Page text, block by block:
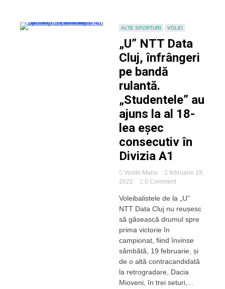
ALTE SPORTURI VOLEI
„U” NTT Data
Cluj, înfrângeri
pe bandă
rulantă.
„Studentele” au
ajuns la al 18-
lea eșec
consecutiv în
Divizia A1
Vasile Manu
februarie 19,
2022
0 Commenton
NTT
Data
Cluj,
bandă
rulantă.
„Studentele”
au
ajuns
Voleibalistele de la „U”
NTT Data Cluj nu reușesc
să găsească drumul spre
prima victorie în
campionat, fiind învinse
sâmbătă, 19 februarie, și
de o altă contracandidată
la retrogradare, Dacia
Mioveni, în trei seturi,...